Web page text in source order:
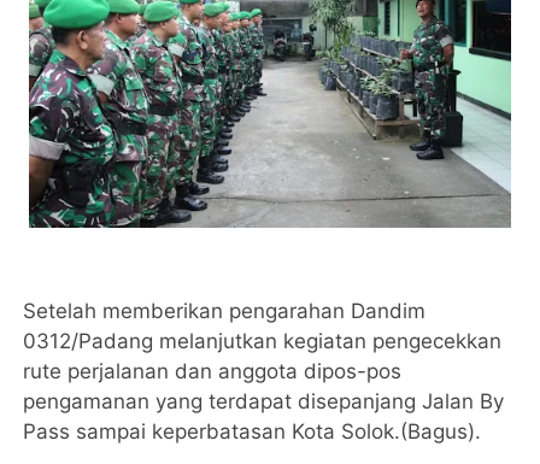
Setelah memberikan pengarahan Dandim
0312/Padang melanjutkan kegiatan pengecekkan
rute perjalanan dan anggota dipos-pos
pengamanan yang terdapat disepanjang Jalan By
Pass sampai keperbatasan Kota Solok.(Bagus).